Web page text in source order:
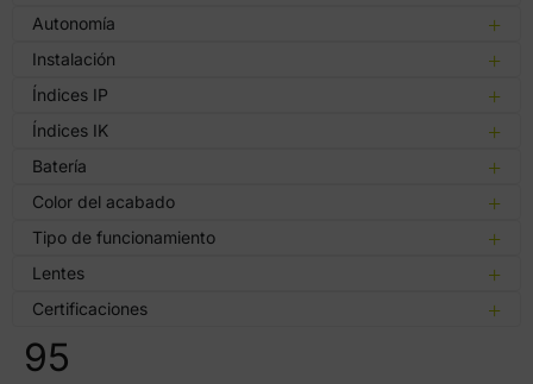
Autonomía
Instalación
Índices IP
Índices IK
Batería
Color del acabado
Tipo de funcionamiento
Lentes
Certificaciones
95